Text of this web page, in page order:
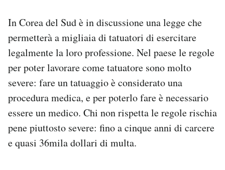
CALENDARIO
AREA PERSONALE
Newsletter
Notifiche mobile
Regala il Post
Hai bisogno di aiuto?
Esci
In Corea del Sud è in discussione una legge che
permetterà a migliaia di tatuatori di esercitare
legalmente la loro professione. Nel paese le regole
per poter lavorare come tatuatore sono molto
severe: fare un tatuaggio è considerato una
procedura medica, e per poterlo fare è necessario
essere un medico. Chi non rispetta le regole rischia
pene piuttosto severe: fino a cinque anni di carcere
e quasi 36mila dollari di multa.